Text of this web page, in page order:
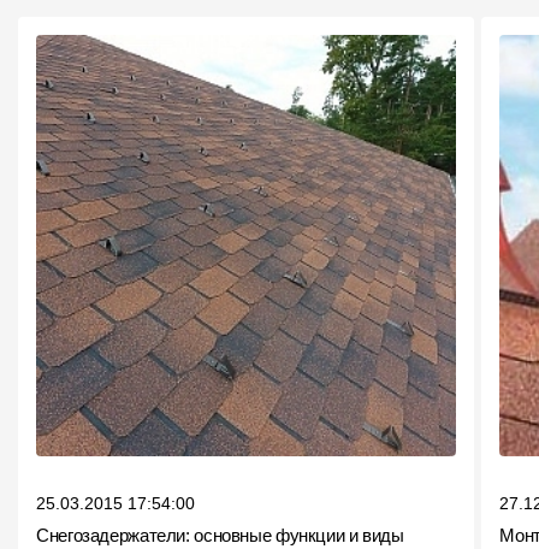
25.03.2015 17:54:00
Снегозадержатели: основные функции и виды